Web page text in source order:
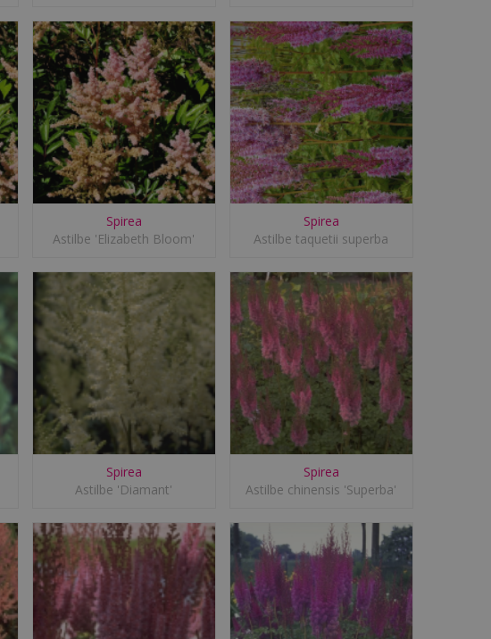
Spirea
Astilbe 'Elizabeth Bloom'
Spirea
Astilbe taquetii superba
Spirea
Astilbe 'Diamant'
Spirea
Astilbe chinensis 'Superba'